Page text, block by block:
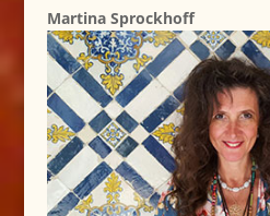
Martina Sprockhoff